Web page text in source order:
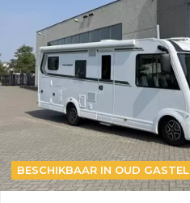
AUTOMAAT
BESCHIKBAAR IN OUD GASTEL